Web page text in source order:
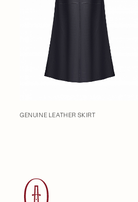
GENUINE LEATHER SKIRT